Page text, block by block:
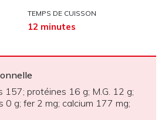
TEMPS DE CUISSON
12 minutes
157; protéines 16 g; M.G. 12 g;
0 g; fer 2 mg; calcium 177 mg;